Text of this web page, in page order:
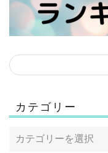
カテゴリー